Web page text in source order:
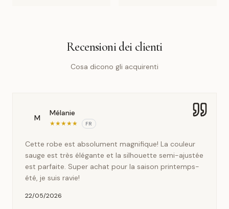
Recensioni dei clienti
Cosa dicono gli acquirenti
M
Mélanie
★★★★★ FR
Cette robe est absolument magnifique! La couleur
sauge est très élégante et la silhouette semi-ajustée
est parfaite. Super achat pour la saison printemps-
été, je suis ravie!
22/05/2026